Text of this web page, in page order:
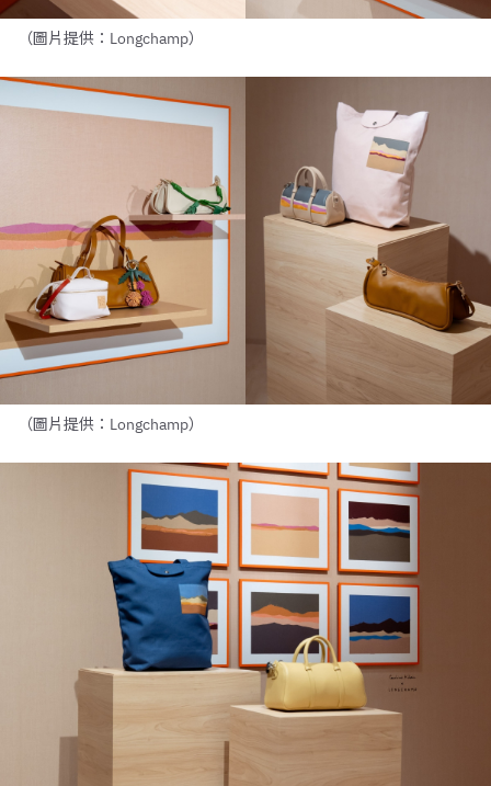
（圖片提供：Longchamp）
（圖片提供：Longchamp）